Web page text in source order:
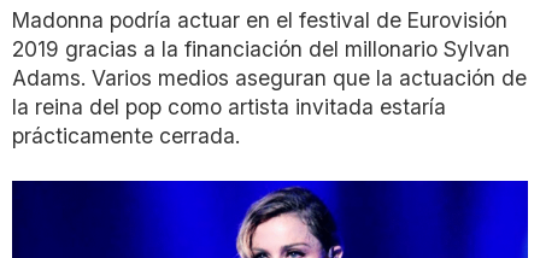
Madonna podría actuar en el festival de Eurovisión
2019 gracias a la financiación del millonario Sylvan
Adams. Varios medios aseguran que la actuación de
la reina del pop como artista invitada estaría
prácticamente cerrada.